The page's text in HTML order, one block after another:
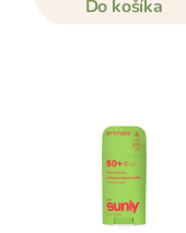
Do košíka